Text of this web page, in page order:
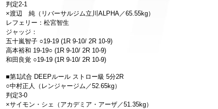
判定2-1
×渡辺 純（リバーサルジム立川ALPHA／65.55kg）
レフェリー：松宮智生
ジャッジ：
五十嵐智子 ○19-19 (1R 9-10/ 2R 10-9)
高本裕和 19-19○ (1R 9-10/ 2R 10-9)
和田良覚 ○19-19 (1R 9-10/ 2R 10-9)
■第1試合 DEEPルール ストロー級 5分2R
○中村正人（レンジャージム／52.65kg）
判定3-0
×サイモン・シェ（アカデミア・アーザ／51.35kg）